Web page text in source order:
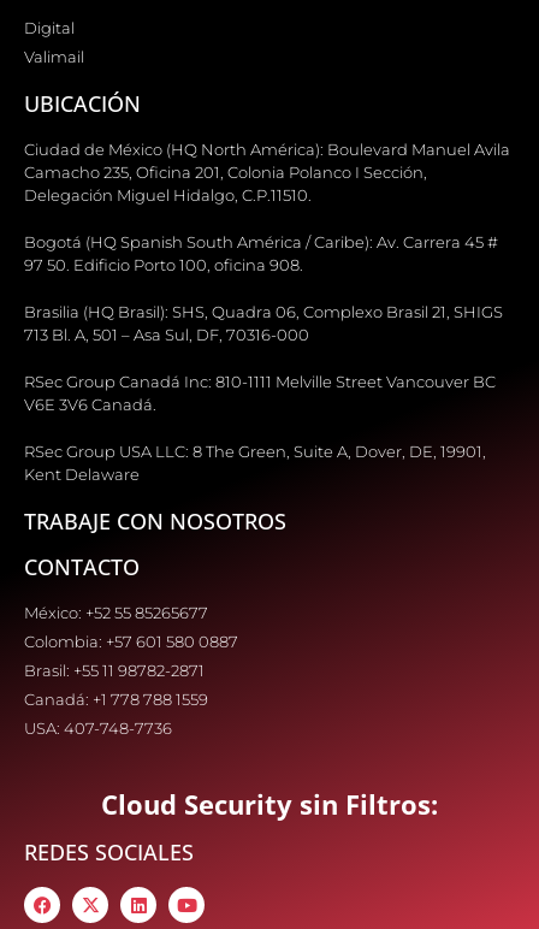
Digital
Valimail
UBICACIÓN
Ciudad de México (HQ North América): Boulevard Manuel Avila
Camacho 235, Oficina 201, Colonia Polanco I Sección,
Delegación Miguel Hidalgo, C.P.11510.
Bogotá (HQ Spanish South América / Caribe): Av. Carrera 45 #
97 50. Edificio Porto 100, oficina 908.
Brasilia (HQ Brasil): SHS, Quadra 06, Complexo Brasil 21, SHIGS
713 Bl. A, 501 – Asa Sul, DF, 70316-000
RSec Group Canadá Inc: 810-1111 Melville Street Vancouver BC
V6E 3V6 Canadá.
RSec Group USA LLC: 8 The Green, Suite A, Dover, DE, 19901,
Kent Delaware
TRABAJE CON NOSOTROS
CONTACTO
México: +52 55 85265677
Colombia: +57 601 580 0887
Brasil: +55 11 98782-2871
Canadá: +1 778 788 1559
USA: 407-748-7736
Cloud Security sin Filtros:
REDES SOCIALES